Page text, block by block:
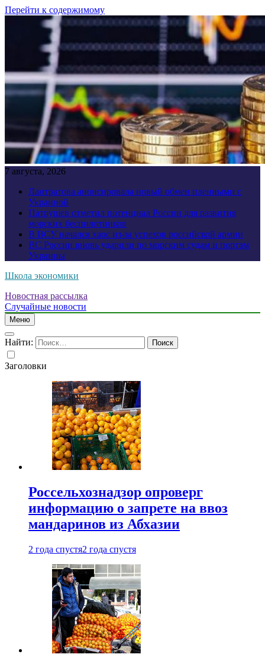
Перейти к содержимому
7 августа, 2026
Лантратова анонсировала новый обмен пленными с
Украиной
Патрушев отметил потенциал России для развития
морских беспилотников
В ВСУ начался хаос из-за успехов российской армии
ВС России вновь ударили по морским судам и портам
Украины
Школа экономики
Новостная рассылка
Случайные новости
Меню
Найти:
Заголовки
Россельхознадзор опроверг
информацию о запрете на ввоз
мандаринов из Абхазии
2 года спустя2 года спустя